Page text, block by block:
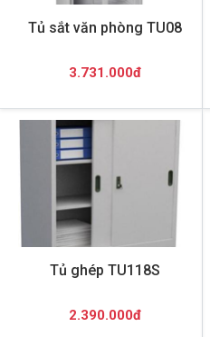
Tủ sắt văn phòng TU08
3.731.000đ
Tủ ghép TU118S
2.390.000đ